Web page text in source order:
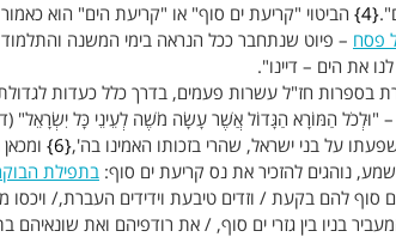
4 הביטוי "קריעת ים סוף" או "קריעת הים" הוא כאמור
פסח – פיוט שנתחבר ככל הנראה בימי המשנה
את הים – דיינו".
בספרות חז"ל עשרות פעמים, בדרך כלל כעדות
– "וּלְכֹל הַמּוֹרָא הַגָּדוֹל אֲשֶׁר עָשָׂה מֹשֶׁה לְעֵינֵי כָּל יִשְׂרָאֵל"
על בני ישראל, שהרי בזכותו האמינו בה', 6
נוהגים להזכיר את נס קריעת ים סוף: בתפילת
סוף להם בקעת / וזדים טיבעת וידידים העברת,/
בניו בין גזרי ים סוף, / את רודפיהם ואת שונאיהם